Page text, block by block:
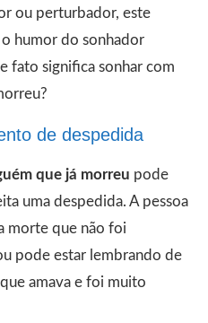
ou perturbador, este
humor do sonhador
fato significa sonhar com
de despedida
que já morreu pode
uma despedida. A pessoa
morte que não foi
pode estar lembrando de
amava e foi muito